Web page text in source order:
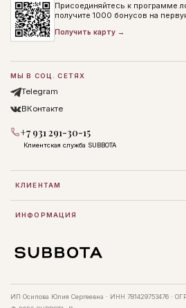
КЛИЕНТАМ
ИНФОРМАЦИЯ
Присоединяйтесь к программе
получите 1000 бонусов на
Получить карту →
МЫ В СОЦ. СЕТЯХ
Telegram
ВКонтакте
+7 931 291-30-15
Клиентская служба SUBBOTA
ИП Осипова Юлия Сергеевна · ИНН 781429753476 ·